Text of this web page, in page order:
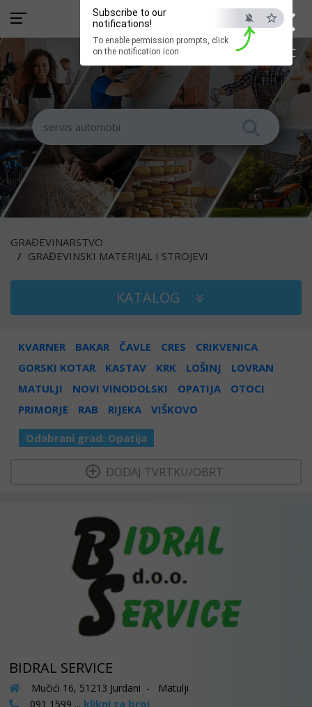
×
ESC
Subscribe to our
notifications!
To enable permission prompts, click
on the notification icon
GRAĐEVINARSTVO
GRAĐEVINSKI MATERIJAL I STROJEVI
KATALOG
KVARNER BAKAR ČAVLE CRES
CRIKVENICA
GORSKI KOTAR
KASTAV KRK LOŠINJ
LOVRAN
MATULJI
NOVI VINODOLSKI OPATIJA
OTOCI
PRIMORJE
RAB RIJEKA VIŠKOVO
Odabrani grad: Opatija
DODAJ TVRTKU/OBRT
BIDRAL SERVICE
Mučići 16, 51213 Jurdani - Matulji
091 1599 ... klikni za broj